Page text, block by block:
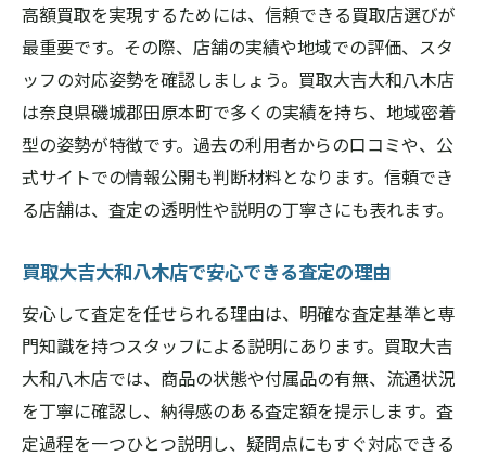
高額買取を実現するためには、信頼できる買取店選びが
最重要です。その際、店舗の実績や地域での評価、スタ
ッフの対応姿勢を確認しましょう。買取大吉大和八木店
は奈良県磯城郡田原本町で多くの実績を持ち、地域密着
型の姿勢が特徴です。過去の利用者からの口コミや、公
式サイトでの情報公開も判断材料となります。信頼でき
る店舗は、査定の透明性や説明の丁寧さにも表れます。
買取大吉大和八木店で安心できる査定の理由
安心して査定を任せられる理由は、明確な査定基準と専
門知識を持つスタッフによる説明にあります。買取大吉
大和八木店では、商品の状態や付属品の有無、流通状況
を丁寧に確認し、納得感のある査定額を提示します。査
定過程を一つひとつ説明し、疑問点にもすぐ対応できる